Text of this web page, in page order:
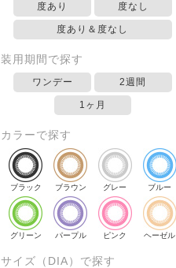
度あり 度なし
度あり＆度なし
装用期間で探す
ワンデー 2週間
1ヶ月
カラーで探す
ブラック ブラウン グレー ブルー
グリーン パープル ピンク ヘーゼル
サイズ（DIA）で探す